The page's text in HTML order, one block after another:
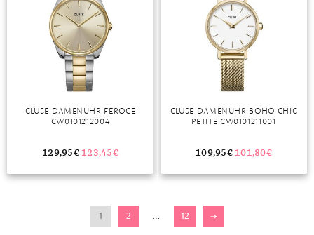
CLUSE DAMENUHR FÉROCE
CW0101212004
129,95€ 123,45€
CLUSE DAMENUHR BOHO CHIC
PETITE CW0101211001
109,95€ 101,80€
1 2 … 12 →